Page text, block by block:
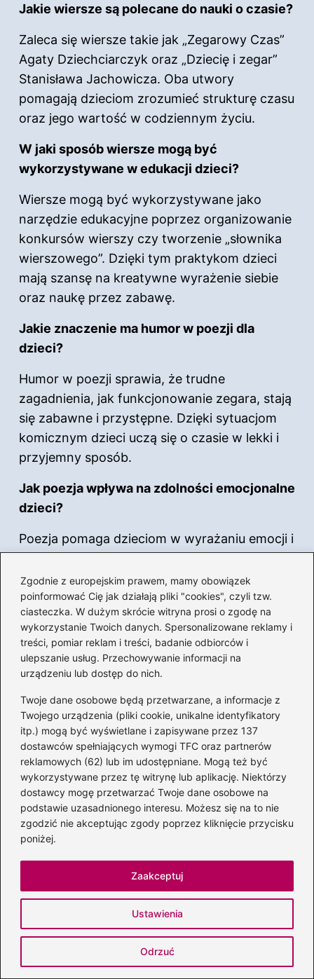
Zgodnie z europejskim prawem, mamy obowiązek
poinformować Cię jak działają pliki "cookies", czyli tzw.
ciasteczka. W dużym skrócie witryna prosi o zgodę na
wykorzystanie Twoich danych. Spersonalizowane reklamy i
treści, pomiar reklam i treści, badanie odbiorców i
ulepszanie usług. Przechowywanie informacji na
urządzeniu lub dostęp do nich.
Twoje dane osobowe będą przetwarzane, a informacje z
Twojego urządzenia (pliki cookie, unikalne identyfikatory
itp.) mogą być wyświetlane i zapisywane przez 137
dostawców spełniających wymogi TFC oraz partnerów
reklamowych (62) lub im udostępniane. Mogą też być
wykorzystywane przez tę witrynę lub aplikację. Niektórzy
dostawcy mogę przetwarzać Twoje dane osobowe na
podstawie uzasadnionego interesu. Możesz się na to nie
zgodzić nie akceptując zgody poprzez kliknięcie przycisku
poniżej.
Ustawienia
Odrzuć
Zaakceptuj
Jakie wiersze są polecane do nauki o czasie?
Zaleca się wiersze takie jak „Zegarowy Czas”
Agaty Dziechciarczyk oraz „Dziecię i zegar”
Stanisława Jachowicza. Oba utwory
pomagają dzieciom zrozumieć strukturę czasu
oraz jego wartość w codziennym życiu.
W jaki sposób wiersze mogą być
wykorzystywane w edukacji dzieci?
Wiersze mogą być wykorzystywane jako
narzędzie edukacyjne poprzez organizowanie
konkursów wierszy czy tworzenie „słownika
wierszowego”. Dzięki tym praktykom dzieci
mają szansę na kreatywne wyrażenie siebie
oraz naukę przez zabawę.
Jakie znaczenie ma humor w poezji dla
dzieci?
Humor w poezji sprawia, że trudne
zagadnienia, jak funkcjonowanie zegara, stają
się zabawne i przystępne. Dzięki sytuacjom
komicznym dzieci uczą się o czasie w lekki i
przyjemny sposób.
Jak poezja wpływa na zdolności emocjonalne
dzieci?
Poezja pomaga dzieciom w wyrażaniu emocji i
rozwijaniu umiejętności komunikacyjnych.
Regularny kontakt z wierszami poprawia
zdolności językowe i pozwala na głębsze
zrozumienie uczuć, co ma pozytywny wpływ
na ich rozwój emocjonalny.
Powiązane wpisy:
Magia Bożego Narodzenia w krótkim
wierszu
Odkrywając sens: wiersz o
przeznaczeniu życiowych wyborów
W poszukiwaniu piękna: wiersze o
górach w twórczości Kasprowicza
Piękne wiersze na Andrzeja – idealny
sposób na uczczenie imienin przyjaciół
Odkryj piękno poezji: Wiersze zebrane w
tomiku, które poruszają serca
Odkryj Urok Wierszy Juliana Tuwima: Co
Warto Wiedzieć?